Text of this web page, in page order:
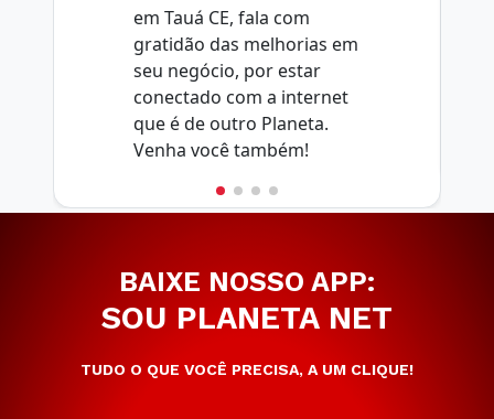
em Tauá CE, fala com
gratidão das melhorias em
seu negócio, por estar
conectado com a internet
que é de outro Planeta.
Venha você também!
BAIXE NOSSO APP:
SOU PLANETA NET
TUDO O QUE VOCÊ PRECISA, A UM CLIQUE!